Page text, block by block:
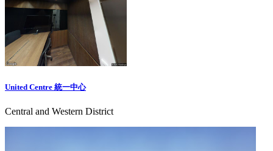
United Centre 統一中心
Central and Western District